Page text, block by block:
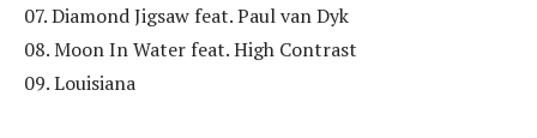
07. Diamond Jigsaw feat. Paul van Dyk
08. Moon In Water feat. High Contrast
09. Louisiana